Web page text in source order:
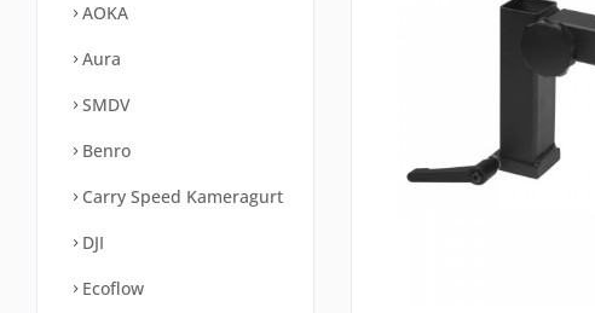
AOKA
Aura
SMDV
Benro
Carry Speed Kameragurt
DJI
Ecoflow